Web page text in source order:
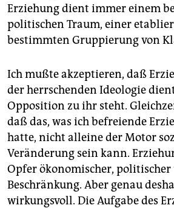
Erziehung dient immer einem
politischen Traum, einer
bestimmten Gruppierung von
Ich mußte akzeptieren, daß
der herrschenden Ideologie
Opposition zu ihr steht.
daß das, was ich befreiende
hatte, nicht alleine der Motor
Veränderung sein kann.
Opfer ökonomischer,
Beschränkung. Aber genau
wirkungsvoll. Die Aufgabe des